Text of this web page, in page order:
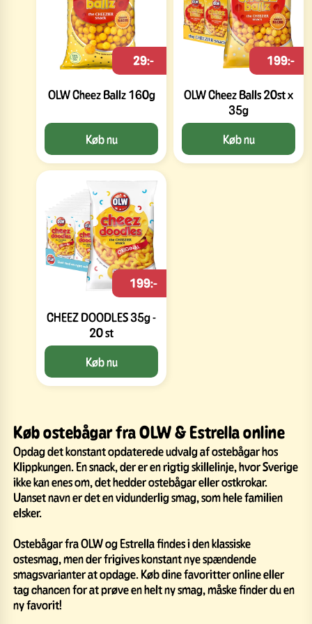
OLW Cheez Ballz 160g
29:-
Køb nu
OLW Cheez Balls 20st x
35g
199:-
Køb nu
CHEEZ DOODLES 35g -
20 st
199:-
Køb nu
Køb ostebågar fra OLW & Estrella online
Opdag det konstant opdaterede udvalg af ostebågar hos
Klippkungen. En snack, der er en rigtig skillelinje, hvor Sverige
ikke kan enes om, det hedder ostebågar eller ostkrokar.
Uanset navn er det en vidunderlig smag, som hele familien
elsker.
Ostebågar fra OLW og Estrella findes i den klassiske
ostesmag, men der frigives konstant nye spændende
smagsvarianter at opdage. Køb dine favoritter online eller
tag chancen for at prøve en helt ny smag, måske finder du en
ny favorit!